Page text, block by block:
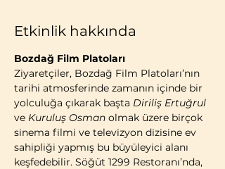
Etkinlik hakkında
Bozdağ Film Platoları
Ziyaretçiler, Bozdağ Film Platoları’nın
tarihi atmosferinde zamanın içinde bir
yolculuğa çıkarak başta Diriliş Ertuğrul
ve Kuruluş Osman olmak üzere birçok
sinema filmi ve televizyon dizisine ev
sahipliği yapmış bu büyüleyici alanı
keşfedebilir. Söğüt 1299 Restoranı’nda,